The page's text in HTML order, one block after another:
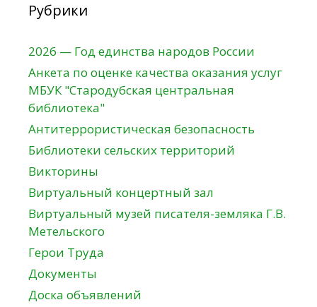
Рубрики
2026 — Год единства народов России
Анкета по оценке качества оказания услуг
МБУК "Стародубская центральная
библиотека"
Антитеррористическая безопасность
Библиотеки сельских территорий
Викторины
Виртуальный концертный зал
Виртуальный музей писателя-земляка Г.В.
Метельского
Герои Труда
Документы
Доска объявлений